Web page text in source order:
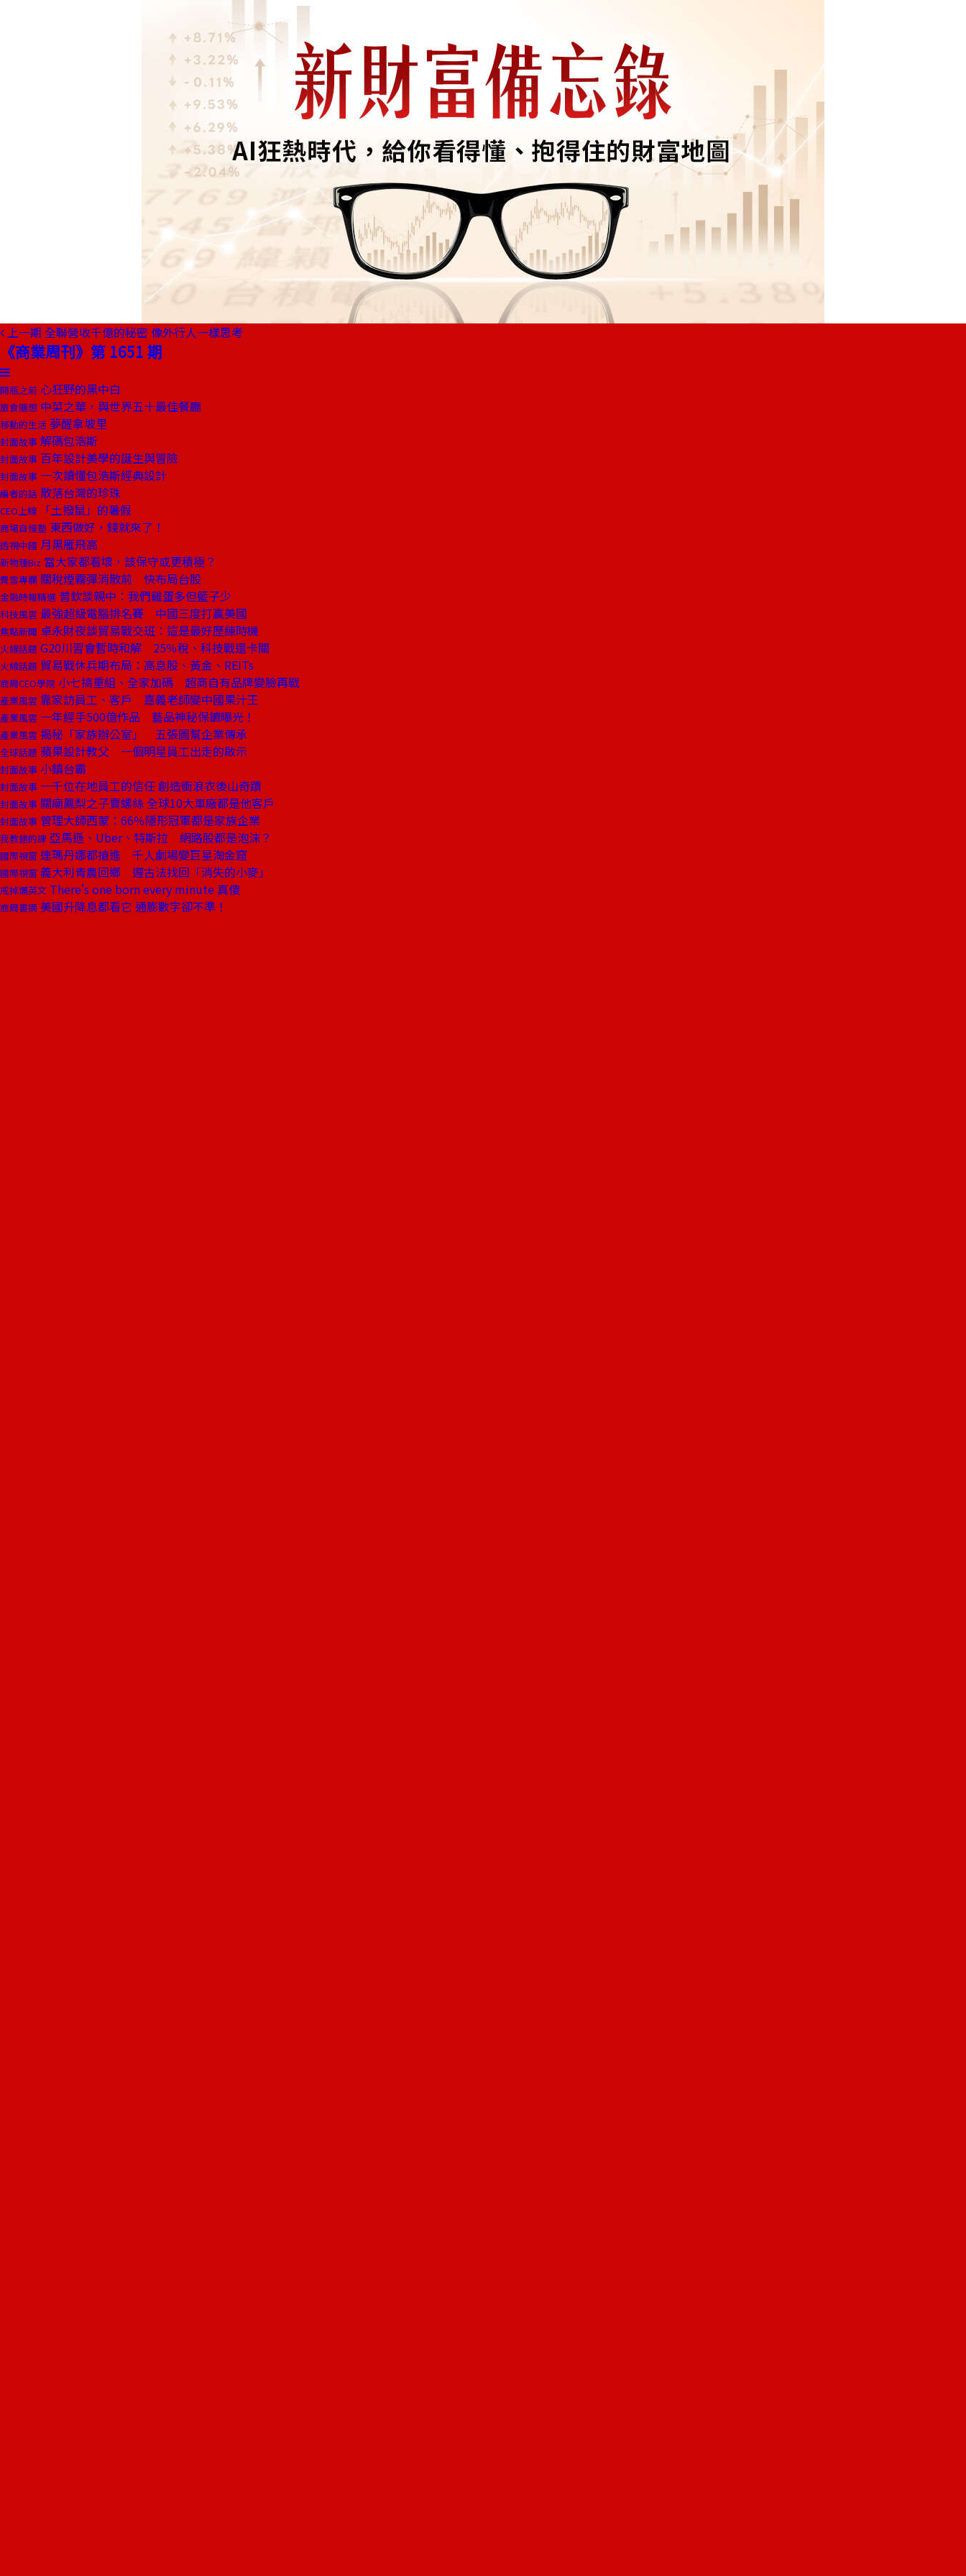
上一期 全聯營收千億的秘密 像外行人一樣思考
《商業周刊》第 1651 期
開瓶之前 心狂野的黑中白
旅食隨想 中菜之華，與世界五十最佳餐廳
移動的生活 夢醒拿坡里
封面故事 解碼包浩斯
封面故事 百年設計美學的誕生與冒險
封面故事 一次讀懂包浩斯經典設計
編者的話 散落台灣的珍珠
CEO上線 「土撥鼠」的暑假
商場自慢塾 東西做好，錢就來了！
透視中國 月黑雁飛高
新物種Biz 當大家都看壞，該保守或更積極？
費雪專欄 關稅煙霧彈消散前 快布局台股
金融時報精選 普欽談親中：我們雞蛋多但籃子少
科技風雲 最強超級電腦排名賽 中國三度打贏美國
焦點新聞 卓永財夜談貿易戰交班：這是最好歷練時機
火線話題 G20川習會暫時和解 25％稅、科技戰還卡關
火線話題 貿易戰休兵期布局：高息股、黃金、REITs
商周CEO學院 小七搞重組、全家加碼 超商自有品牌變臉再戰
產業風雲 靠家訪員工、客戶 嘉義老師變中國果汁王
產業風雲 一年經手500億作品 藝品神秘保鑣曝光！
產業風雲 揭秘「家族辦公室」 五張圖幫企業傳承
全球話題 蘋果設計教父 一個明星員工出走的啟示
封面故事 小鎮台霸
封面故事 一千位在地員工的信任 創造衝浪衣後山奇蹟
封面故事 關廟鳳梨之子賣螺絲 全球10大車廠都是他客戶
封面故事 管理大師西蒙：66％隱形冠軍都是家族企業
我教錯的課 亞馬遜、Uber、特斯拉 網路股都是泡沫？
國際視窗 連瑪丹娜都搶進 千人劇場變巨星淘金窟
國際視窗 義大利青農回鄉 遵古法找回「消失的小麥」
戒掉爛英文 There's one born every minute 真傻
商周書摘 美國升降息都看它 通膨數字卻不準！